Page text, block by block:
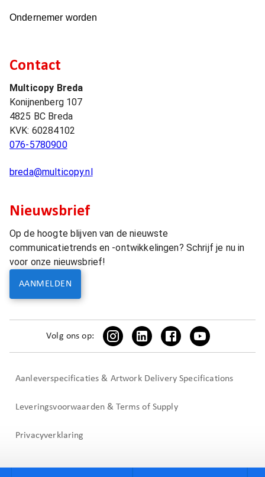
Ondernemer worden
Contact
Multicopy Breda
Konijnenberg 107
4825 BC Breda
KVK: 60284102
076-5780900
breda@multicopy.nl
Nieuwsbrief
Op de hoogte blijven van de nieuwste
communicatietrends en -ontwikkelingen? Schrijf je nu in
voor onze nieuwsbrief!
AANMELDEN
Volg ons op:
Aanleverspecificaties & Artwork Delivery Specifications
Leveringsvoorwaarden & Terms of Supply
Privacyverklaring